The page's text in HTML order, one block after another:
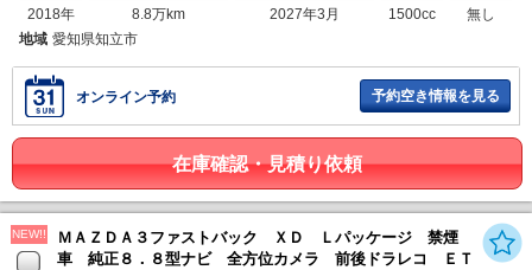
2018年
8.8万km
2027年3月
1500cc
無し
地域 愛知県知立市
オンライン予約 予約空き情報を見る
在庫確認・見積り依頼
NEW!!
ＭＡＺＤＡ３ファストバック ＸＤ Ｌパッケージ 禁煙
車 純正８．８型ナビ 全方位カメラ 前後ドラレコ ＥＴ